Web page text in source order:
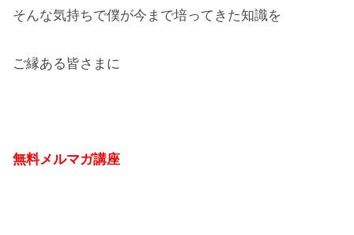
そんな気持ちで僕が今まで培ってきた知識を
ご縁ある皆さまに
無料メルマガ講座